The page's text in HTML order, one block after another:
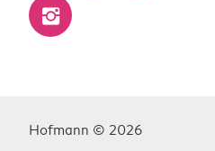
instagram
Hofmann © 2026